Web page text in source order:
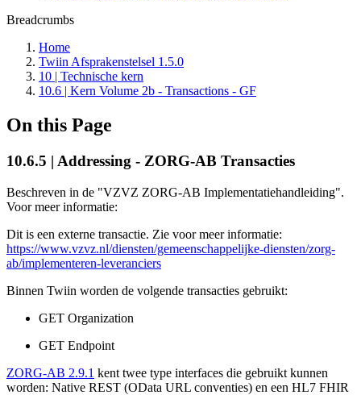
Breadcrumbs
Home
Twiin Afsprakenstelsel 1.5.0
10 | Technische kern
10.6 | Kern Volume 2b - Transactions - GF
On this Page
10.6.5 | Addressing - ZORG-AB Transacties
Beschreven in de "VZVZ ZORG-AB Implementatiehandleiding".
Voor meer informatie:
Dit is een externe transactie. Zie voor meer informatie:
https://www.vzvz.nl/diensten/gemeenschappelijke-diensten/zorg-
ab/implementeren-leveranciers
Binnen Twiin worden de volgende transacties gebruikt:
GET Organization
GET Endpoint
ZORG-AB 2.9.1 kent twee type interfaces die gebruikt kunnen
worden: Native REST (OData URL conventies) en een HL7 FHIR